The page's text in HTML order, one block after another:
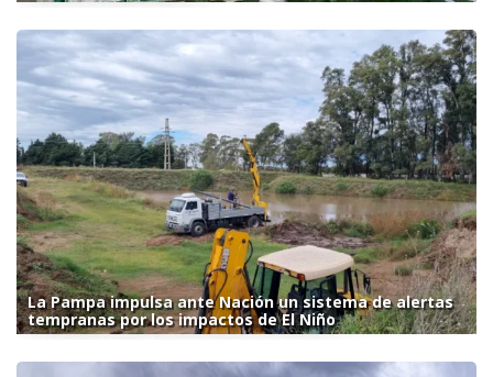
La Pampa impulsa ante Nación un sistema de alertas
tempranas por los impactos de El Niño